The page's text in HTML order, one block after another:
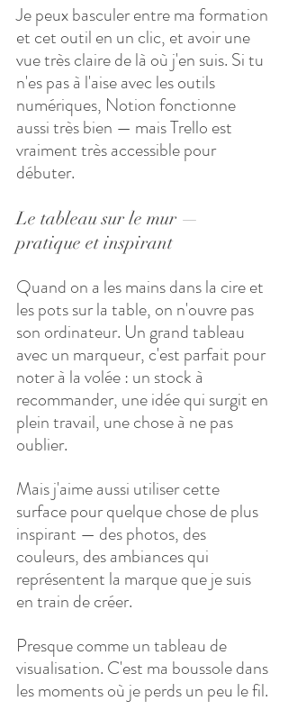
Je peux basculer entre ma formation
et cet outil en un clic, et avoir une
vue très claire de là où j'en suis. Si tu
n'es pas à l'aise avec les outils
numériques, Notion fonctionne
aussi très bien — mais Trello est
vraiment très accessible pour
débuter.
Le tableau sur le mur —
pratique et inspirant
Quand on a les mains dans la cire et
les pots sur la table, on n'ouvre pas
son ordinateur. Un grand tableau
avec un marqueur, c'est parfait pour
noter à la volée : un stock à
recommander, une idée qui surgit en
plein travail, une chose à ne pas
oublier.
Mais j'aime aussi utiliser cette
surface pour quelque chose de plus
inspirant — des photos, des
couleurs, des ambiances qui
représentent la marque que je suis
en train de créer.
Presque comme un tableau de
visualisation. C'est ma boussole dans
les moments où je perds un peu le fil.